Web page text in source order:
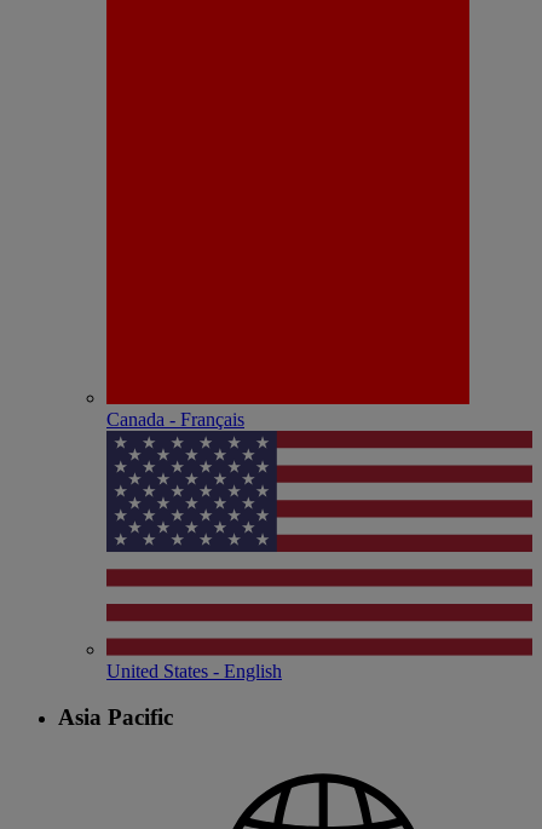
Canada - Français
United States - English
Asia Pacific